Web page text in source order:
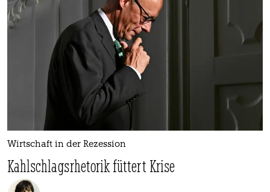
Wirtschaft in der Rezession
Kahlschlagsrhetorik füttert Krise